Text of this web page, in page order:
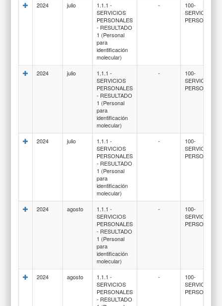
2024 julio
1.1.1 -
SERVICIOS
PERSONALES
- RESULTADO
1 (Personal
para
identificación
molecular)
-
100-
SERVICIOS
PERSONALES
2024 julio
1.1.1 -
SERVICIOS
PERSONALES
- RESULTADO
1 (Personal
para
identificación
molecular)
-
100-
SERVICIOS
PERSONALES
2024 julio
1.1.1 -
SERVICIOS
PERSONALES
- RESULTADO
1 (Personal
para
identificación
molecular)
-
100-
SERVICIOS
PERSONALES
2024 agosto
1.1.1 -
SERVICIOS
PERSONALES
- RESULTADO
1 (Personal
para
identificación
molecular)
-
100-
SERVICIOS
PERSONALES
2024 agosto
1.1.1 -
SERVICIOS
PERSONALES
- RESULTADO
-
100-
SERVICIOS
PERSONALES